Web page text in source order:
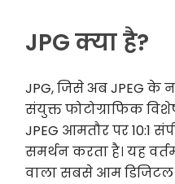
JPG क्या है?
JPG, जिसे अब JPEG के
संयुक्त फोटोग्राफिक
JPEG आमतौर पर 10:1
समर्थन करता है। यह
वाला सबसे आम डिजिटल